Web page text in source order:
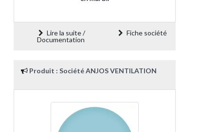
Lire la suite /
Documentation
Fiche société
Produit : Société ANJOS VENTILATION